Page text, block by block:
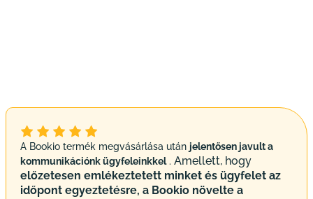
A Bookio termék megvásárlása után jelentősen javult a
kommunikációnk ügyfeleinkkel. Amellett, hogy
előzetesen emlékeztetett minket és ügyfelet az
időpont egyeztetésre, a Bookio növelte a